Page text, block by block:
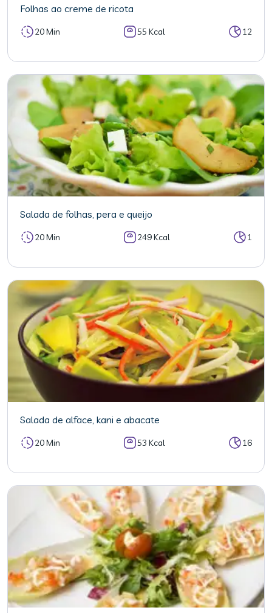
Folhas ao creme de ricota
20 Min 55 Kcal 12
Salada de folhas, pera e queijo
20 Min 249 Kcal 1
Salada de alface, kani e abacate
20 Min 53 Kcal 16